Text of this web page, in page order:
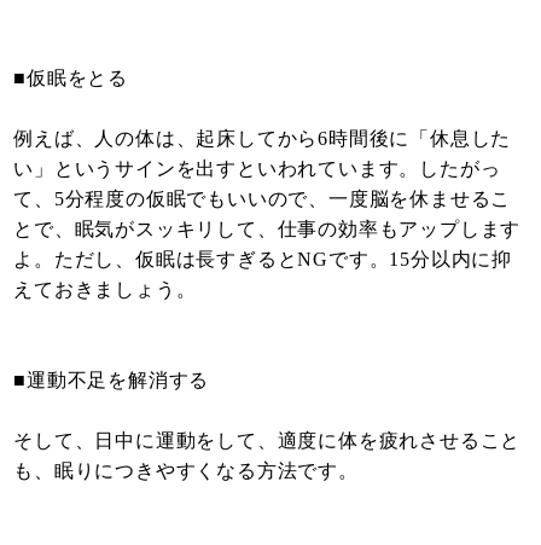
■仮眠をとる
例えば、人の体は、起床してから6時間後に「休息した
い」というサインを出すといわれています。したがっ
て、5分程度の仮眠でもいいので、一度脳を休ませるこ
とで、眠気がスッキリして、仕事の効率もアップします
よ。ただし、仮眠は長すぎるとNGです。15分以内に抑
えておきましょう。
■運動不足を解消する
そして、日中に運動をして、適度に体を疲れさせること
も、眠りにつきやすくなる方法です。